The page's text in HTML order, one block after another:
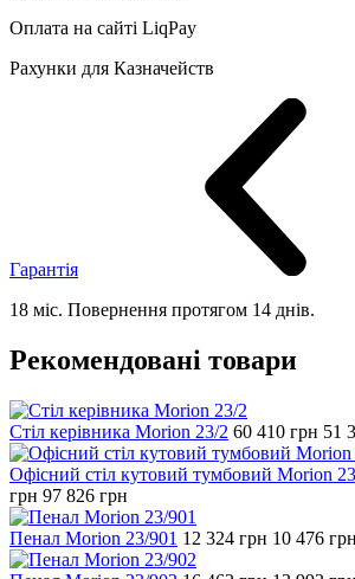
Оплата на сайті LiqPay
Рахунки для Казначейств
Гарантія
18 міс. Повернення протягом 14 днів.
Рекомендовані товари
Стіл керівника Morion 23/2 60 410 грн 51
Офісний стіл кутовий тумбовий Morion
грн 97 826 грн
Пенал Morion 23/901 12 324 грн 10 476 грн